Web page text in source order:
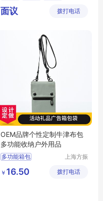
有限公司
面议 拨打电话
OEM品牌个性定制牛津布包
多功能收纳户外用品
多功能箱包
手机收纳包
上海方振
有限公司
￥ 16.50 拨打电话